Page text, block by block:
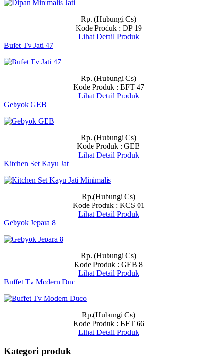
Rp. (Hubungi Cs)
Kode Produk : DP 19
Lihat Detail Produk
Bufet Tv Jati 47
Rp. (Hubungi Cs)
Kode Produk : BFT 47
Lihat Detail Produk
Gebyok GEB
Rp. (Hubungi Cs)
Kode Produk : GEB
Lihat Detail Produk
Kitchen Set Kayu Jat
Rp.(Hubungi Cs)
Kode Produk : KCS 01
Lihat Detail Produk
Gebyok Jepara 8
Rp. (Hubungi Cs)
Kode Produk : GEB 8
Lihat Detail Produk
Buffet Tv Modern Duc
Rp.(Hubungi Cs)
Kode Produk : BFT 66
Lihat Detail Produk
Kategori produk